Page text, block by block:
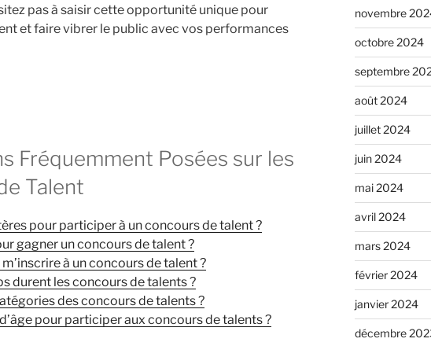
pas à saisir cette opportunité unique pour
et faire vibrer le public avec vos performances
Fréquemment Posées sur les
Talent
pour participer à un concours de talent ?
gagner un concours de talent ?
à un concours de talent ?
durent les concours de talents ?
des concours de talents ?
pour participer aux concours de talents ?
novembre
octobre 2024
septembre
août 2024
juillet 2024
juin 2024
mai 2024
avril 2024
mars 2024
février 2024
janvier 2024
décembre